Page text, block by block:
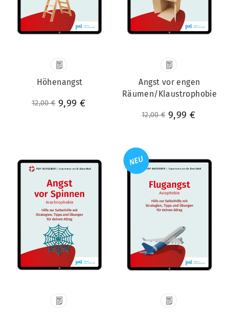
Höhenangst
Normaler Preis
12,00 €
Sonderpreis
9,99 €
Angst vor engen
Räumen/Klaustrophobie
Normaler Preis
12,00 €
Sonderpreis
9,99 €